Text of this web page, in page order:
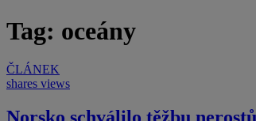
Tag: oceány
ČLÁNEK
shares views